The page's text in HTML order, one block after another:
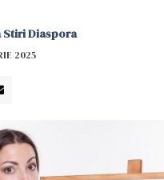
Stiri Diaspora
2025